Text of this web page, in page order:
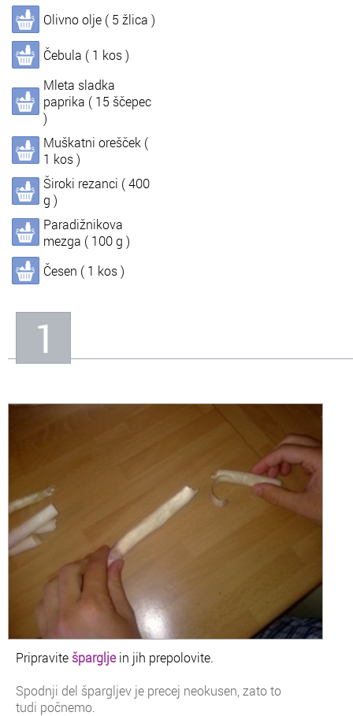
Olivno olje ( 5 žlica )
Čebula ( 1 kos )
Mleta sladka
paprika ( 15 ščepec
)
Muškatni orešček (
1 kos )
Široki rezanci ( 400
g )
Paradižnikova
mezga ( 100 g )
Česen ( 1 kos )
1
Pripravite špargljein jih prepolovite.
Spodnji del špargljev je precej neokusen, zato to
tudi počnemo.